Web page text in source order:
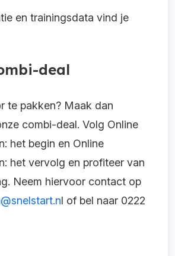
en trainingsdata vind je
deal
te pakken? Maak dan
combi-deal. Volg Online
het begin en Online
het vervolg en profiteer van
Neem hiervoor contact op
l of bel naar 0222